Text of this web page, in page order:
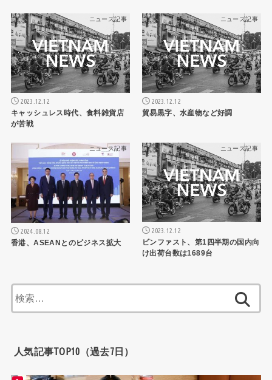
ニュース記事
2023.12.12
キャッシュレス時代、食料雑貨店
が苦戦
ニュース記事
2023.12.12
貿易黒字、水産物など好調
ニュース記事
2024.08.12
香港、ASEANとのビジネス拡大
ニュース記事
2023.12.12
ビンファスト、第1四半期の国内向
け出荷台数は1689台
索:
人気記事TOP10（過去7日）